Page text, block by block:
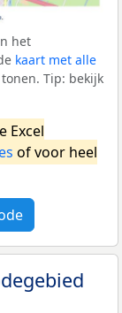
het
kaart met alle
Tip: bekijk
Excel
of voor heel